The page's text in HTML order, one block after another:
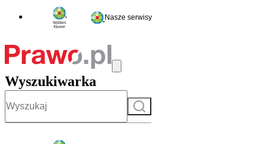
Nasze serwisy
Wyszukiwarka
Szukaj